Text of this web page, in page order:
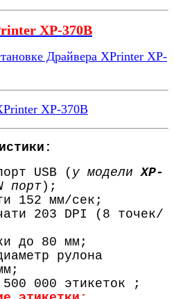
XP-370B
Драйвера XPrinter XP-
XP-370B
USB ( у моделиXP-
порт);
152 мм/сек;
203 DPI (8 точек/
до 80 мм;
рулона
500 000 этикеток ;